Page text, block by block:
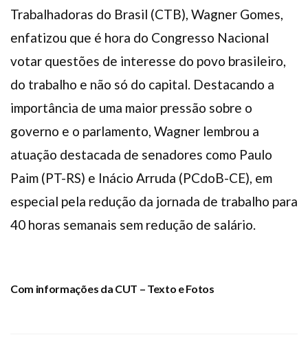
Trabalhadoras do Brasil (CTB), Wagner Gomes,
enfatizou que é hora do Congresso Nacional
votar questões de interesse do povo brasileiro,
do trabalho e não só do capital. Destacando a
importância de uma maior pressão sobre o
governo e o parlamento, Wagner lembrou a
atuação destacada de senadores como Paulo
Paim (PT-RS) e Inácio Arruda (PCdoB-CE), em
especial pela redução da jornada de trabalho para
40 horas semanais sem redução de salário.
Com informações da CUT – Texto e Fotos